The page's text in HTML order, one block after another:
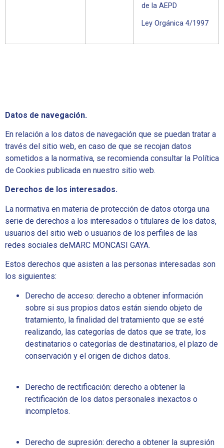
de la AEPD
Ley Orgánica 4/1997
Datos de navegación.
En relación a los datos de navegación que se puedan tratar a
través del sitio web, en caso de que se recojan datos
sometidos a la normativa, se recomienda consultar la Política
de Cookies publicada en nuestro sitio web.
Derechos de los interesados.
La normativa en materia de protección de datos otorga una
serie de derechos a los interesados o titulares de los datos,
usuarios del sitio web o usuarios de los perfiles de las
redes sociales deMARC MONCASI GAYA.
Estos derechos que asisten a las personas interesadas son
los siguientes:
Derecho de acceso: derecho a obtener información
sobre si sus propios datos están siendo objeto de
tratamiento, la finalidad del tratamiento que se esté
realizando, las categorías de datos que se trate, los
destinatarios o categorías de destinatarios, el plazo de
conservación y el origen de dichos datos.
Derecho de rectificación: derecho a obtener la
rectificación de los datos personales inexactos o
incompletos.
Derecho de supresión: derecho a obtener la supresión